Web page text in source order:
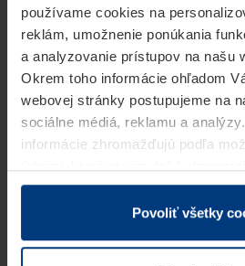
používame cookies na
reklám, umožnenie ponúkania
a analyzovanie prístupov na našu
Okrem toho informácie ohľadom
webovej stránky postupujeme na
sociálne médiá, reklamu a
informácie zhromažďujú podľa
v rámci Vášho využívania služieb.
Z právneho hľadiska môžeme
prevádzku tejto stránky. Pre
Povoliť všetky